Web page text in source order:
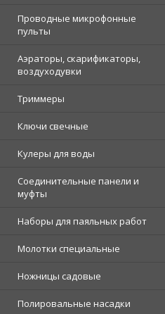
Проводные микрофонные
пульты
Аэраторы, скарификаторы,
воздуходувки
Триммеры
Ключи свечные
Кулеры для воды
Соединительные панели и
муфты
Наборы для паяльных работ
Молотки специальные
Ножницы садовые
Полировальные насадки